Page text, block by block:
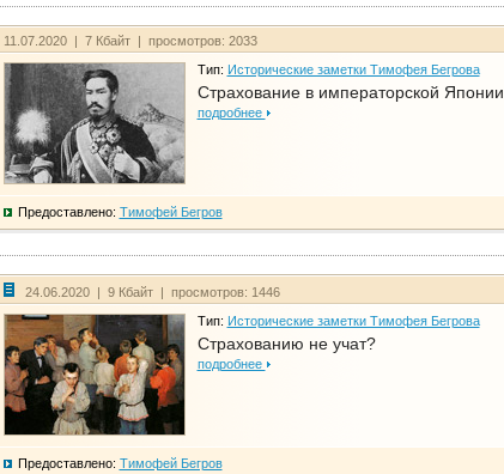
11.07.2020 | 7 Кбайт | просмотров: 2033
Тип: Исторические заметки Тимофея Бегрова
Страхование в императорской Японии
подробнее
Предоставлено: Тимофей Бегров
24.06.2020 | 9 Кбайт | просмотров: 1446
Тип: Исторические заметки Тимофея Бегрова
Страхованию не учат?
подробнее
Предоставлено: Тимофей Бегров